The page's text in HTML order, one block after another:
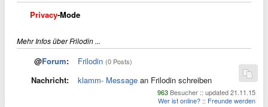
Privacy-Mode
Mehr Infos über Frilodin ...
@Forum: Frilodin (0 Posts)
Nachricht: klamm- Message an Frilodin schreiben
963 Besucher :: updated 21.11.15
Wer ist online? :: Freunde werden